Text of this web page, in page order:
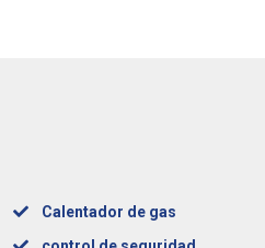
Calentador de gas